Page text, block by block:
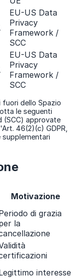
EU-US Data
Privacy
Framework /
SCC
EU-US Data
Privacy
Framework /
SCC
dello Spazio
le seguenti
(SCC) approvate
46(2)(c) GDPR,
supplementari
Motivazione
di grazia
la
interesse